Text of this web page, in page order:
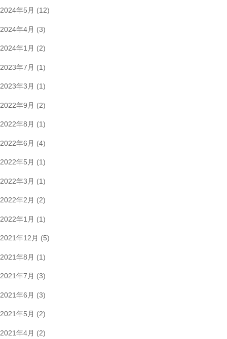
2024年5月 (12)
2024年4月 (3)
2024年1月 (2)
2023年7月 (1)
2023年3月 (1)
2022年9月 (2)
2022年8月 (1)
2022年6月 (4)
2022年5月 (1)
2022年3月 (1)
2022年2月 (2)
2022年1月 (1)
2021年12月 (5)
2021年8月 (1)
2021年7月 (3)
2021年6月 (3)
2021年5月 (2)
2021年4月 (2)